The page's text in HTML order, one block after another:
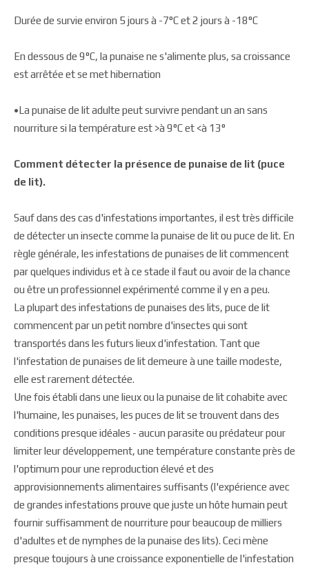
Durée de survie environ 5 jours à -7°C et 2 jours à -18°C
En dessous de 9°C, la punaise ne s'alimente plus, sa croissance
est arrêtée et se met hibernation
•La punaise de lit adulte peut survivre pendant un an sans
nourriture si la température est >à 9°C et <à 13°
Comment détecter la présence de punaise de lit (puce
de lit).
Sauf dans des cas d'infestations importantes, il est très difficile
de détecter un insecte comme la punaise de lit ou puce de lit. En
règle générale, les infestations de punaises de lit commencent
par quelques individus et à ce stade il faut ou avoir de la chance
ou être un professionnel expérimenté comme il y en a peu.
La plupart des infestations de punaises des lits, puce de lit
commencent par un petit nombre d'insectes qui sont
transportés dans les futurs lieux d'infestation. Tant que
l'infestation de punaises de lit demeure à une taille modeste,
elle est rarement détectée.
Une fois établi dans une lieux ou la punaise de lit cohabite avec
l'humaine, les punaises, les puces de lit se trouvent dans des
conditions presque idéales - aucun parasite ou prédateur pour
limiter leur développement, une température constante près de
l'optimum pour une reproduction élevé et des
approvisionnements alimentaires suffisants (l'expérience avec
de grandes infestations prouve que juste un hôte humain peut
fournir suffisamment de nourriture pour beaucoup de milliers
d'adultes et de nymphes de la punaise des lits). Ceci mène
presque toujours à une croissance exponentielle de l'infestation